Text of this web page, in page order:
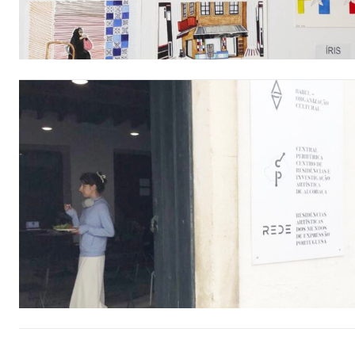
Edição em papel
em sua casa
Acesso aos
Ofertas para